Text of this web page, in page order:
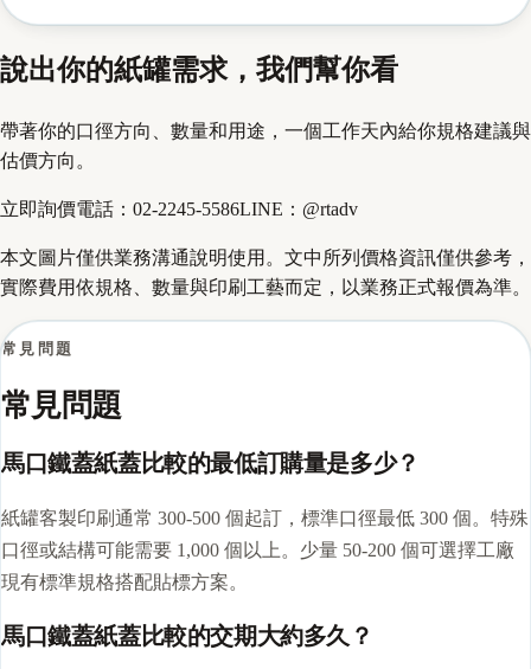
說出你的紙罐需求，我們幫你看
帶著你的口徑方向、數量和用途，一個工作天內給你規格建議與
估價方向。
立即詢價電話： 02-2245-5586LINE： @rtadv
本文圖片僅供業務溝通說明使用。文中所列價格資訊僅供參考，
實際費用依規格、數量與印刷工藝而定，以業務正式報價為準。
常見問題
常見問題
馬口鐵蓋紙蓋比較的最低訂購量是多少？
紙罐客製印刷通常 300-500 個起訂，標準口徑最低 300 個。特殊
口徑或結構可能需要 1,000 個以上。少量 50-200 個可選擇工廠
現有標準規格搭配貼標方案。
馬口鐵蓋紙蓋比較的交期大約多久？